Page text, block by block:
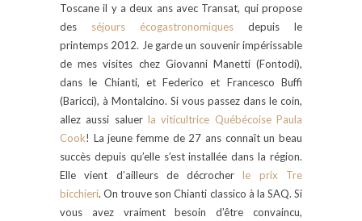
Toscane il y a deux ans avec Transat, qui propose
des séjours écogastronomiques depuis le
printemps 2012. Je garde un souvenir impérissable
de mes visites chez Giovanni Manetti (Fontodi),
dans le Chianti, et Federico et Francesco Buffi
(Baricci), à Montalcino. Si vous passez dans le coin,
allez aussi saluer la viticultrice Québécoise Paula
Cook! La jeune femme de 27 ans connaît un beau
succès depuis qu’elle s’est installée dans la région.
Elle vient d’ailleurs de décrocherle prix Tre
bicchieri. On trouve son Chianti classico à la SAQ. Si
vous avez vraiment besoin d’être convaincu,